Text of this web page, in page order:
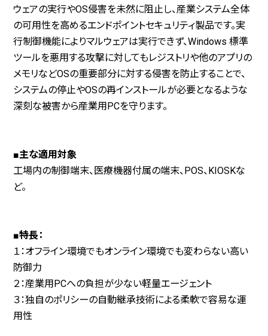
ウェアの実行やOS侵害を未然に阻止し、産業システム全体
の可用性を高めるエンドポイントセキュリティ製品です。実
行制御機能によりマルウェアは実行できず、Windows 標準
ツールを悪用する攻撃に対してもレジストリや他のアプリの
メモリなどOSの重要部分に対する侵害を防止することで、
システムの停止やOSの再インストールが必要となるような
深刻な被害から産業用PCを守ります。
■主な適用対象
工場内の制御端末、医療機器付属の端末、POS、KIOSKな
ど。
■特長：
１：オフライン環境でもオンライン環境でも変わらない高い
防御力
２：産業用PCへの負担が少ない軽量エージェント
３：独自のポリシーの自動継承技術による柔軟で容易な運
用性